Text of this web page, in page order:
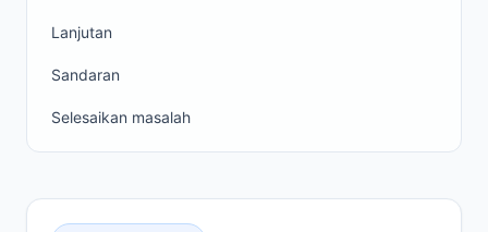
Lanjutan
Sandaran
Selesaikan masalah